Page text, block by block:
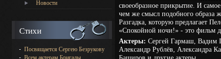
Новости
Стихи
Посвящается Сергею Безрукову
Всем актерам Бригады
своеобразное прикрытие. И
чем же смысл подобного образа
Разгадка, которую предлагает
«Спокойной ночи!» - это фильм
Актеры: Сергей Гармаш, Вадим
Александр Рублёв, Александра